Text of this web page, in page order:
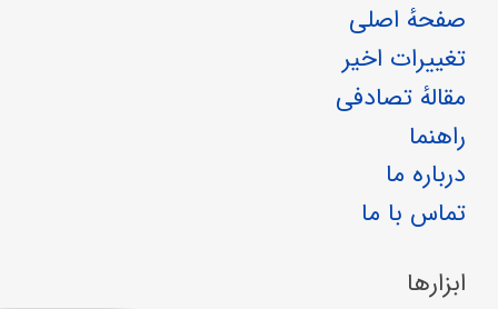
صفحهٔ اصلی
تغییرات اخیر
مقالهٔ تصادفی
راهنما
درباره ما
تماس با ما
ابزارها